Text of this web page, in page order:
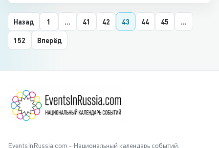
Назад 1 ... 41 42 43 44 45 ...
152 Вперёд
EventsInRussia.com - Национальный календарь событий,